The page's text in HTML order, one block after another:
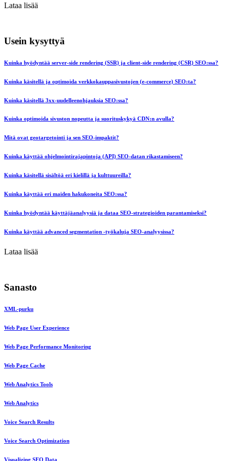
Lataa lisää
Usein kysyttyä
Kuinka hyödyntää server-side rendering (SSR) ja client-side rendering (CSR) SEO:ssa?
Kuinka käsitellä ja optimoida verkkokauppasivustojen (e-commerce) SEO:ta?
Kuinka käsitellä 3xx-uudelleenohjauksia SEO:ssa?
Kuinka optimoida sivuston nopeutta ja suorituskykyä CDN:n avulla?
Mitä ovat geotargetointi ja sen SEO-impaktit?
Kuinka käyttää ohjelmointirajapintoja (API) SEO-datan rikastamiseen?
Kuinka käsitellä sisältöä eri kielillä ja kulttuureilla?
Kuinka käyttää eri maiden hakukoneita SEO:ssa?
Kuinka hyödyntää käyttäjäanalyysiä ja dataa SEO-strategioiden parantamiseksi?
Kuinka käyttää advanced segmentation -työkaluja SEO-analyysissa?
Lataa lisää
Sanasto
XML-purku
Web Page User Experience
Web Page Performance Monitoring
Web Page Cache
Web Analytics Tools
Web Analytics
Voice Search Results
Voice Search Optimization
Visualizing SEO Data